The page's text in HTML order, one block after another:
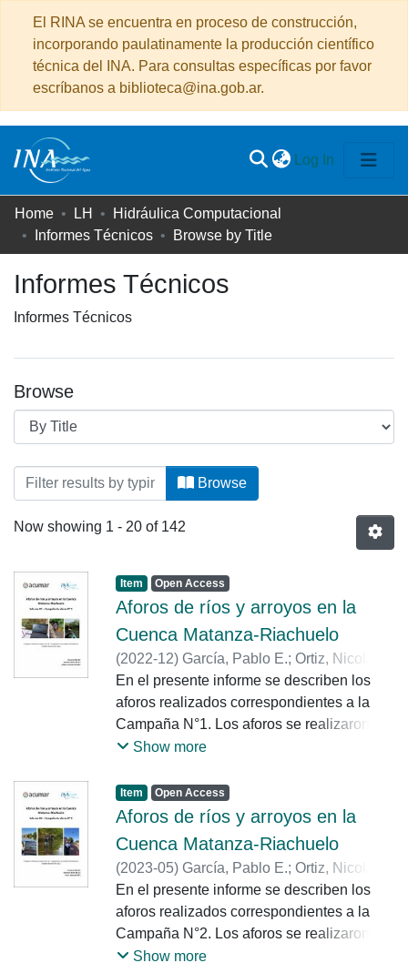
El RINA se encuentra en proceso de construcción,
incorporando paulatinamente la producción científico
técnica del INA. Para consultas específicas por favor
escríbanos a biblioteca@ina.gob.ar.
Log In (current)
Communities
&
Collections
All of DSpace
Home LH
Hidráulica Computacional
Informes Técnicos
Browse by Title
Informes Técnicos
Informes Técnicos
Browse
Browsing Informes Técnicos by Title
Browse
Now showing 1 - 20 of 142
Item Open Access
Aforos de ríos y arroyos en la
Cuenca Matanza-Riachuelo
(2022-12) García, Pablo E.; Ortiz, Nicolás
E.; Morale, Mayra;Heredia Ligorria, Ana
En el presente informe se describen los
aforos realizados correspondientes a la
Campaña N°1. Los aforos se realizaron en
20 estaciones de la red de monitoreo de
ACUMAR. Los aforos realizados en la
campaña se llevaron a cabo utilizando el
Perfilador de Corriente Acústico Doppler
(ADCP por sus siglas en ingles), el
Velocímetro Acústico Doppler (ADV por
sus siglas en ingles) y la técnica de
Velocimetría por Imágenes de Partículas a
Gran Escala (LSPIV por sus siglas en
inglés).
Show more
Item Open Access
Aforos de ríos y arroyos en la
Cuenca Matanza-Riachuelo
(2023-05) García, Pablo E.; Ortiz, Nicolás
E.; Morale, Mayra
En el presente informe se describen los
aforos realizados correspondientes a la
Campaña N°2. Los aforos se realizaron en
20 estaciones de la red de monitoreo de
Show more